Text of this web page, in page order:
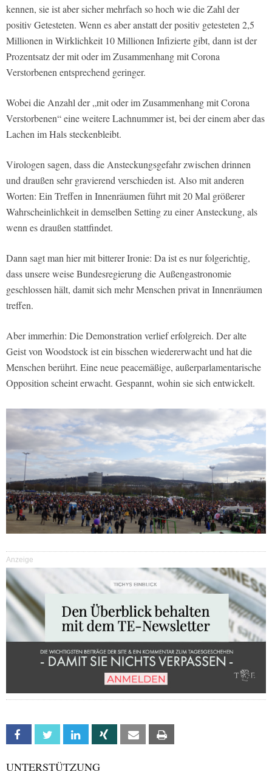
kennen, sie ist aber sicher mehrfach so hoch wie die Zahl der
positiv Getesteten. Wenn es aber anstatt der positiv getesteten 2,5
Millionen in Wirklichkeit 10 Millionen Infizierte gibt, dann ist der
Prozentsatz der mit oder im Zusammenhang mit Corona
Verstorbenen entsprechend geringer.
Wobei die Anzahl der „mit oder im Zusammenhang mit Corona
Verstorbenen“ eine weitere Lachnummer ist, bei der einem aber das
Lachen im Hals steckenbleibt.
Virologen sagen, dass die Ansteckungsgefahr zwischen drinnen
und draußen sehr gravierend verschieden ist. Also mit anderen
Worten: Ein Treffen in Innenräumen führt mit 20 Mal größerer
Wahrscheinlichkeit in demselben Setting zu einer Ansteckung, als
wenn es draußen stattfindet.
Dann sagt man hier mit bitterer Ironie: Da ist es nur folgerichtig,
dass unsere weise Bundesregierung die Außengastronomie
geschlossen hält, damit sich mehr Menschen privat in Innenräumen
treffen.
Aber immerhin: Die Demonstration verlief erfolgreich. Der alte
Geist von Woodstock ist ein bisschen wiedererwacht und hat die
Menschen berührt. Eine neue peacemäßige, außerparlamentarische
Opposition scheint erwacht. Gespannt, wohin sie sich entwickelt.
Anzeige
Facebook Twitter Linkedin Xing Email
UNTERSTÜTZUNG